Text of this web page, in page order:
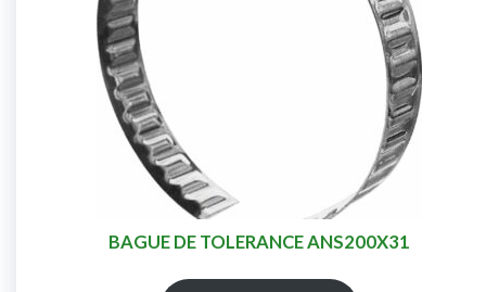
BAGUE DE TOLERANCE ANS200X31